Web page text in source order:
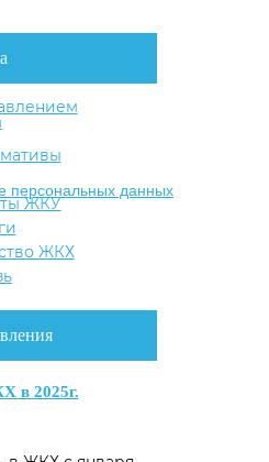
персональных данных
ЖКУ
ЖКХ
в 2025г.